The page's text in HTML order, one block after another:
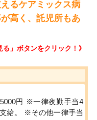
るケアミックス病
高く、託児所もあ
」ボタンをクリック！》
円 ※一律夜勤手当4
給。 ※その他一律手当